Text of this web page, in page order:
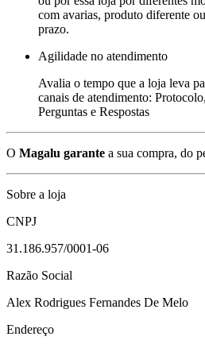
com avarias, produto diferente
prazo.
Agilidade no atendimento
Avalia o tempo que a loja leva
canais de atendimento:
Perguntas e Respostas
O Magalu garante a sua compra, do
Sobre a loja
CNPJ
31.186.957/0001-06
Razão Social
Alex Rodrigues Fernandes De Melo
Endereço